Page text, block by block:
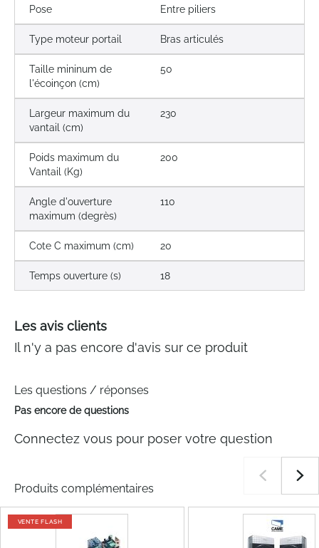
Pose Entre piliers
Type moteur portail Bras articulés
Taille mininum de
l'écoinçon (cm)
50
Largeur maximum du
vantail (cm)
230
Poids maximum du
Vantail (Kg)
200
Angle d'ouverture
maximum (degrès)
110
Cote C maximum (cm) 20
Temps ouverture (s) 18
Les avis clients
Il n'y a pas encore d'avis sur ce produit
Les questions / réponses
Pas encore de questions
Connectez vous pour poser votre question
Produits complémentaires
VENTE FLASH